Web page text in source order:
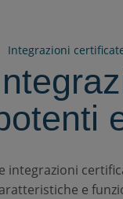
Integrazioni
integrazioni
e